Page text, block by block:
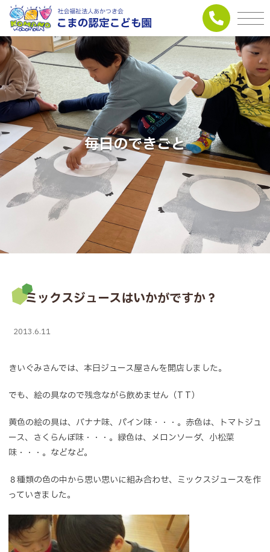
毎日のできごと
ミックスジュースはいかがですか？
2013.6.11
きいぐみさんでは、本日ジュース屋さんを開店しました。
でも、絵の具なので残念ながら飲めません（T T）
黄色の絵の具は、バナナ味、パイン味・・・。赤色は、トマトジュ
ース、さくらんぼ味・・・。緑色は、メロンソーダ、小松菜
味・・・。などなど。
８種類の色の中から思い思いに組み合わせ、ミックスジュースを作
っていきました。